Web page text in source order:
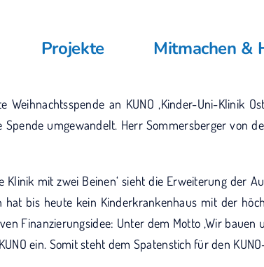
Projekte Mitmachen &
an KUNO ‚Kinder-Uni-Klinik
umgewandelt. Herr Sommersberger von
Klinik mit zwei Beinen‘ sieht die Erweiterung der
bis heute kein Kinderkrankenhaus mit der
Unter dem Motto ‚Wir bauen
ein. Somit steht dem Spatenstich für den